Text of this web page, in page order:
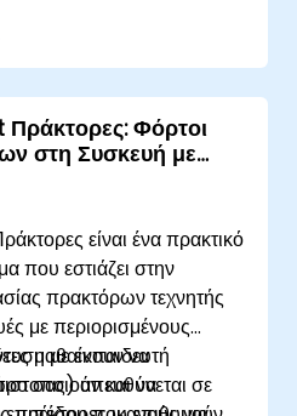
ανθεκτικότητας έναντι
για την αποτροπή
AI.
συμμόρφωση με τις ηθικές
ρυθμιστικά πρότυπα.
Φόρτοι
στη Συσκευή με
είναι ένα πρακτικό
που εστιάζει στην
πρακτόρων τεχνητής
με περιορισμένους
μαθαίνουν να
και να
με εκπαιδευτή
σας) απευθύνεται σε